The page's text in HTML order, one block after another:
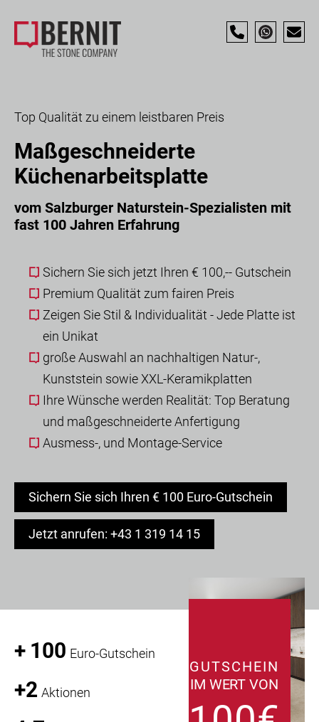
Top Qualität zu einem leistbaren Preis
Maßgeschneiderte
Küchenarbeitsplatte
vom Salzburger Naturstein-Spezialisten mit
fast 100 Jahren Erfahrung
Sichern Sie sich jetzt Ihren € 100,-- Gutschein
Premium Qualität zum fairen Preis
Zeigen Sie Stil & Individualität - Jede Platte ist
ein Unikat
große Auswahl an nachhaltigen Natur-,
Kunststein sowie XXL-Keramikplatten
Ihre Wünsche werden Realität: Top Beratung
und maßgeschneiderte Anfertigung
Ausmess-, und Montage-Service
Sichern Sie sich Ihren € 100 Euro-Gutschein
Jetzt anrufen: +43 1 319 14 15
GUTSCHEIN
IM WERT VON
+ 100 Euro-Gutschein
+2 Aktionen